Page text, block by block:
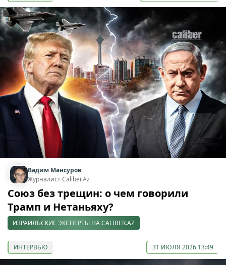
Вадим Мансуров
Журналист Caliber.Az
Союз без трещин: о чем говорили
Трамп и Нетаньяху?
ИЗРАИЛЬСКИЕ ЭКСПЕРТЫ НА CALIBER.AZ
ИНТЕРВЬЮ 31 ИЮЛЯ 2026 13:49